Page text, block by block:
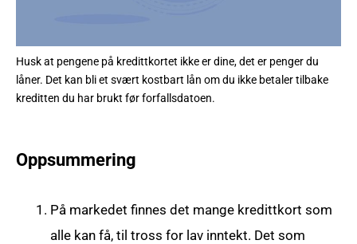
Husk at pengene på kredittkortet ikke er dine, det er penger du
låner. Det kan bli et svært kostbart lån om du ikke betaler tilbake
kreditten du har brukt før forfallsdatoen.
Oppsummering
På markedet finnes det mange kredittkort som
alle kan få, til tross for lav inntekt. Det som